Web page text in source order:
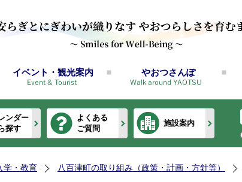
イベント・観光案内 やおつさんぽ
ンダー
探す
よくある
ご質問
施設案内
学・教育
八百津町の取り組み（政策・計画・方針等）